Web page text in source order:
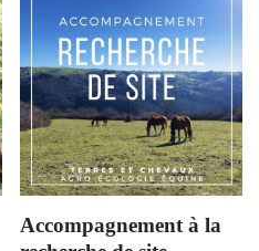
Accompagnement à la